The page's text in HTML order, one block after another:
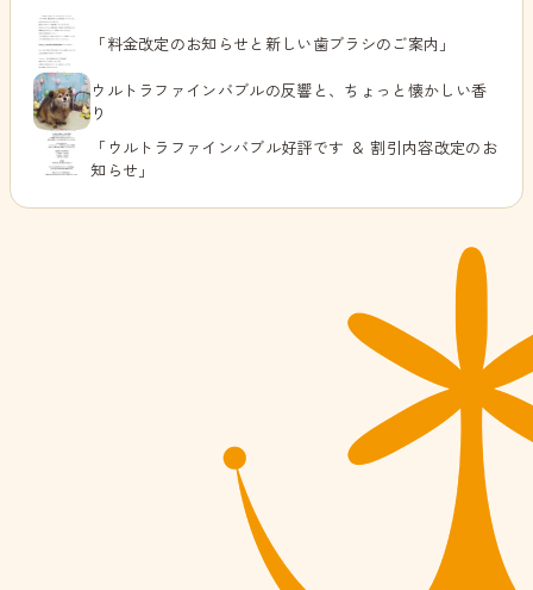
「料金改定のお知らせと新しい歯ブラシのご案内」
ウルトラファインバブルの反響と、ちょっと懐かしい香
り
「ウルトラファインバブル好評です ＆ 割引内容改定のお
知らせ」